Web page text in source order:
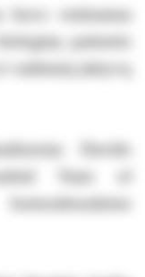
buvo vertinamas
partnerio
vaidmenį (aktyvų
Davido
Years of